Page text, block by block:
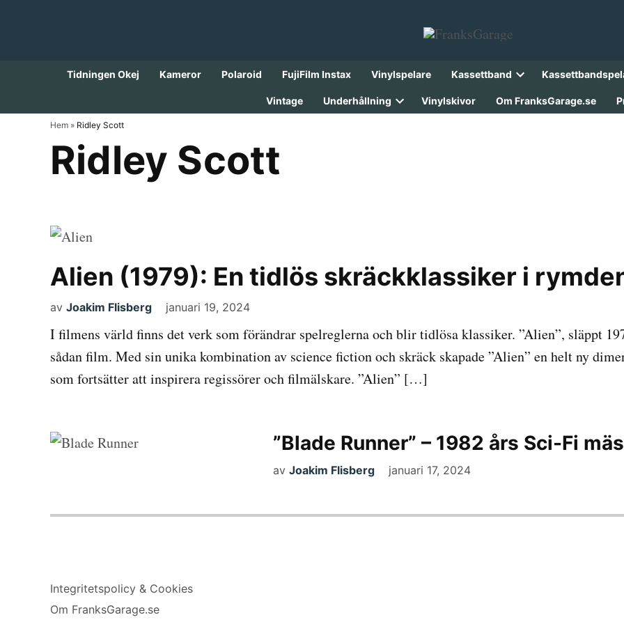
Tidningen Okej Kameror Polaroid FujiFilm Instax Vinylspelare Kassettband
dropdown
Vintage Underhållning
Open
Vinylskivor Om FranksGarage.se
Hem » Ridley Scott
Ridley Scott
Alien (1979): En tidlös skräckklassiker i
av Joakim Flisberg januari 19, 2024
I filmens värld finns det verk som förändrar spelreglerna och blir tidlösa klassiker. ”Alien”, släppt
sådan film. Med sin unika kombination av science fiction och skräck skapade ”Alien” en helt ny
som fortsätter att inspirera regissörer och filmälskare. ”Alien” […]
”Blade Runner” – 1982 års Sci-Fi
av Joakim Flisberg januari 17, 2024
Integritetspolicy & Cookies
Om FranksGarage.se